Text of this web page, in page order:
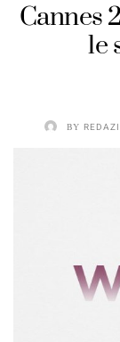
Cannes
le
BY